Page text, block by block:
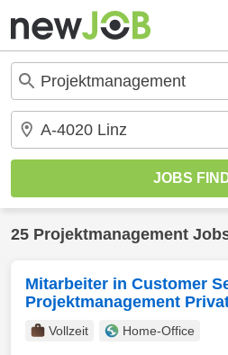
25 Projektmanagement
Mitarbeiter in Customer
Projektmanagement
Vollzeit
Home-Office